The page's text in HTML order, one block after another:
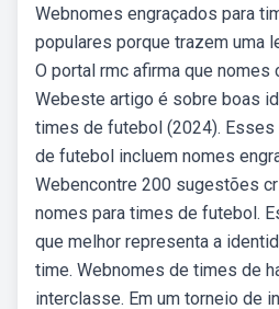
Webnomes engraçados para
populares porque trazem uma
O portal rmc afirma que nomes
Webeste artigo é sobre boas
times de futebol (2024).
de futebol incluem nomes
Webencontre 200 sugestões
nomes para times de futebol.
que melhor representa a
time. Webnomes de times de
interclasse. Em um torneio de